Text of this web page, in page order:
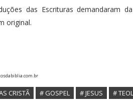
das Escrituras demandaram da
original.
CRISTÃ # GOSPEL # JESUS #